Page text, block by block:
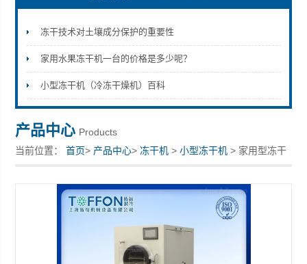
上海拓纷机械设备有限公司
冻干技术对土壤成分保护的重要性
家用水果冻干机一台的价格是多少呢？
小型冻干机（冷冻干燥机）百科
产品中心 Products
当前位置：首页> 产品中心>冻干机 >小型冻干机 > 家用型冻干
机 冷冻干燥机实验室用